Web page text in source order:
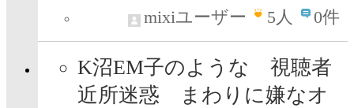
mixiユーザー
5人 0件
K沼EM子のような 視聴者
近所迷惑 まわりに嫌なオ